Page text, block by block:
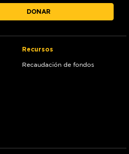
DONAR
Recursos
Recaudación de fondos